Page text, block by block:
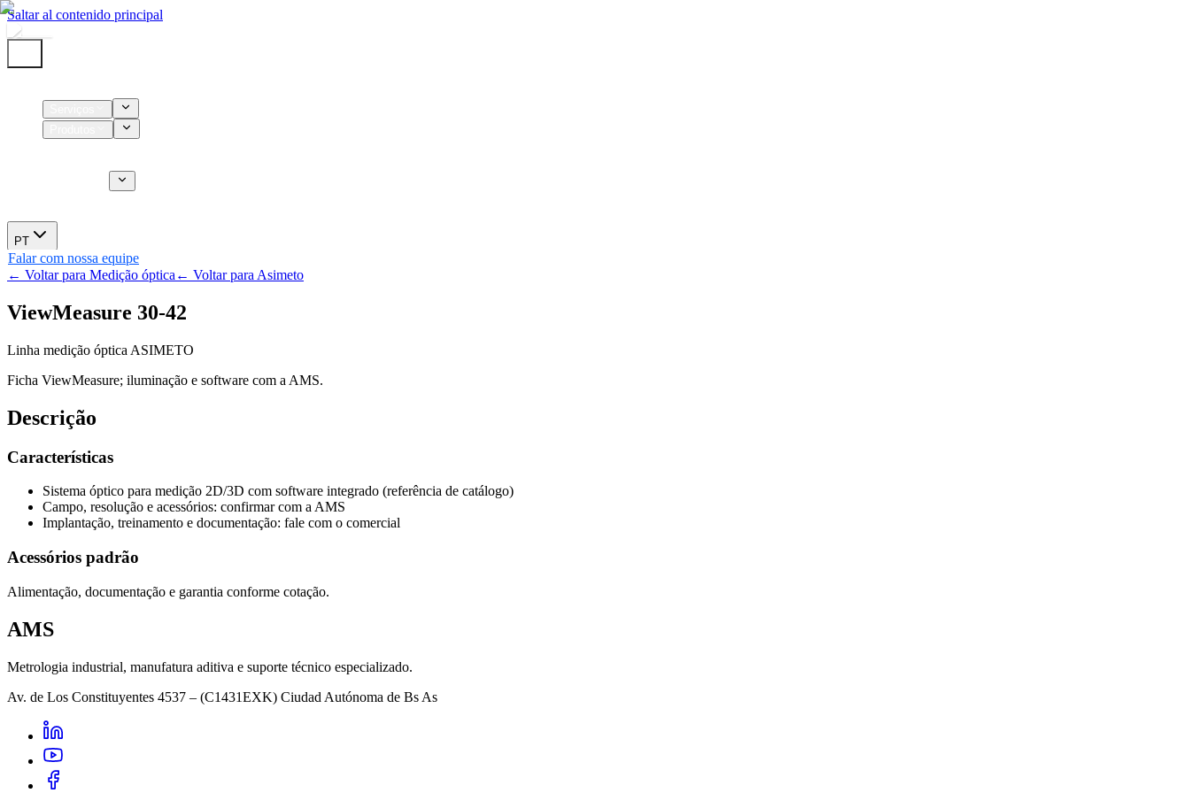
Saltar al contenido principal
PT
Falar com nossa equipe
← Voltar para Medição óptica ← Voltar para Asimeto
ViewMeasure 30-42
Linha medição óptica ASIMETO
Ficha ViewMeasure; iluminação e software com a AMS.
Descrição
Características
Sistema óptico para medição 2D/3D com software integrado (referência de catálogo)
Campo, resolução e acessórios: confirmar com a AMS
Implantação, treinamento e documentação: fale com o comercial
Acessórios padrão
Alimentação, documentação e garantia conforme cotação.
AMS
Metrologia industrial, manufatura aditiva e suporte técnico especializado.
Av. de Los Constituyentes 4537 – (C1431EXK) Ciudad Autónoma de Bs As